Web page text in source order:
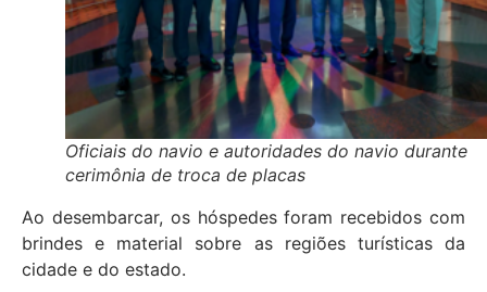
Oficiais do navio e autoridades do navio durante
cerimônia de troca de placas
Ao desembarcar, os hóspedes foram recebidos com
brindes e material sobre as regiões turísticas da
cidade e do estado.